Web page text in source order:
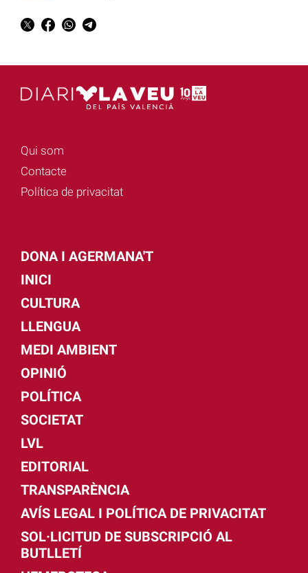
Qui som
Contacte
Política de privacitat
DONA I AGERMANA'T
INICI
CULTURA
LLENGUA
MEDI AMBIENT
OPINIÓ
POLÍTICA
SOCIETAT
LVL
EDITORIAL
TRANSPARÈNCIA
AVÍS LEGAL I POLÍTICA DE PRIVACITAT
SOL·LICITUD DE SUBSCRIPCIÓ AL
BUTLLETÍ